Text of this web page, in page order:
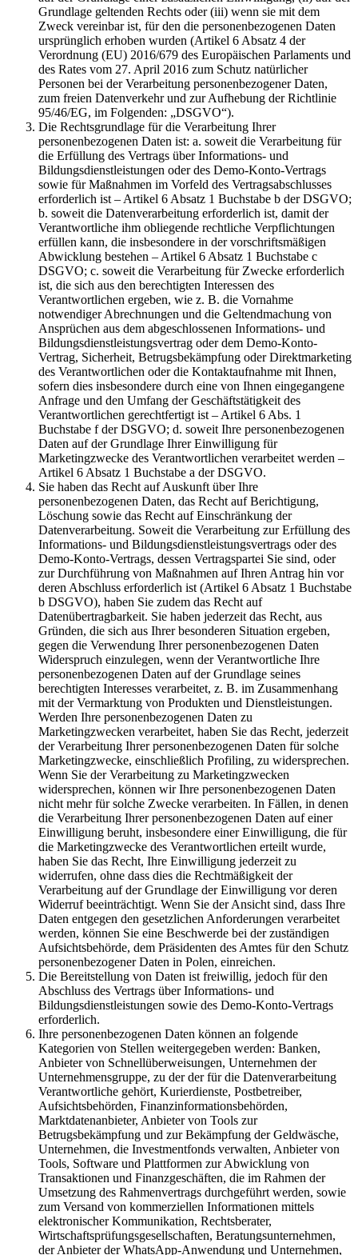
Grundlage geltenden Rechts oder (iii) wenn sie mit dem
Zweck vereinbar ist, für den die personenbezogenen Daten
ursprünglich erhoben wurden (Artikel 6 Absatz 4 der
Verordnung (EU) 2016/679 des Europäischen Parlaments und
des Rates vom 27. April 2016 zum Schutz natürlicher
Personen bei der Verarbeitung personenbezogener Daten,
zum freien Datenverkehr und zur Aufhebung der Richtlinie
95/46/EG, im Folgenden: „DSGVO“).
Die Rechtsgrundlage für die Verarbeitung Ihrer
personenbezogenen Daten ist: a. soweit die Verarbeitung für
die Erfüllung des Vertrags über Informations- und
Bildungsdienstleistungen oder des Demo-Konto-Vertrags
sowie für Maßnahmen im Vorfeld des Vertragsabschlusses
erforderlich ist – Artikel 6 Absatz 1 Buchstabe b der DSGVO;
b. soweit die Datenverarbeitung erforderlich ist, damit der
Verantwortliche ihm obliegende rechtliche Verpflichtungen
erfüllen kann, die insbesondere in der vorschriftsmäßigen
Abwicklung bestehen – Artikel 6 Absatz 1 Buchstabe c
DSGVO; c. soweit die Verarbeitung für Zwecke erforderlich
ist, die sich aus den berechtigten Interessen des
Verantwortlichen ergeben, wie z. B. die Vornahme
notwendiger Abrechnungen und die Geltendmachung von
Ansprüchen aus dem abgeschlossenen Informations- und
Bildungsdienstleistungsvertrag oder dem Demo-Konto-
Vertrag, Sicherheit, Betrugsbekämpfung oder Direktmarketing
des Verantwortlichen oder die Kontaktaufnahme mit Ihnen,
sofern dies insbesondere durch eine von Ihnen eingegangene
Anfrage und den Umfang der Geschäftstätigkeit des
Verantwortlichen gerechtfertigt ist – Artikel 6 Abs. 1
Buchstabe f der DSGVO; d. soweit Ihre personenbezogenen
Daten auf der Grundlage Ihrer Einwilligung für
Marketingzwecke des Verantwortlichen verarbeitet werden –
Artikel 6 Absatz 1 Buchstabe a der DSGVO.
Sie haben das Recht auf Auskunft über Ihre
personenbezogenen Daten, das Recht auf Berichtigung,
Löschung sowie das Recht auf Einschränkung der
Datenverarbeitung. Soweit die Verarbeitung zur Erfüllung des
Informations- und Bildungsdienstleistungsvertrags oder des
Demo-Konto-Vertrags, dessen Vertragspartei Sie sind, oder
zur Durchführung von Maßnahmen auf Ihren Antrag hin vor
deren Abschluss erforderlich ist (Artikel 6 Absatz 1 Buchstabe
b DSGVO), haben Sie zudem das Recht auf
Datenübertragbarkeit. Sie haben jederzeit das Recht, aus
Gründen, die sich aus Ihrer besonderen Situation ergeben,
gegen die Verwendung Ihrer personenbezogenen Daten
Widerspruch einzulegen, wenn der Verantwortliche Ihre
personenbezogenen Daten auf der Grundlage seines
berechtigten Interesses verarbeitet, z. B. im Zusammenhang
mit der Vermarktung von Produkten und Dienstleistungen.
Werden Ihre personenbezogenen Daten zu
Marketingzwecken verarbeitet, haben Sie das Recht, jederzeit
der Verarbeitung Ihrer personenbezogenen Daten für solche
Marketingzwecke, einschließlich Profiling, zu widersprechen.
Wenn Sie der Verarbeitung zu Marketingzwecken
widersprechen, können wir Ihre personenbezogenen Daten
nicht mehr für solche Zwecke verarbeiten. In Fällen, in denen
die Verarbeitung Ihrer personenbezogenen Daten auf einer
Einwilligung beruht, insbesondere einer Einwilligung, die für
die Marketingzwecke des Verantwortlichen erteilt wurde,
haben Sie das Recht, Ihre Einwilligung jederzeit zu
widerrufen, ohne dass dies die Rechtmäßigkeit der
Verarbeitung auf der Grundlage der Einwilligung vor deren
Widerruf beeinträchtigt. Wenn Sie der Ansicht sind, dass Ihre
Daten entgegen den gesetzlichen Anforderungen verarbeitet
werden, können Sie eine Beschwerde bei der zuständigen
Aufsichtsbehörde, dem Präsidenten des Amtes für den Schutz
personenbezogener Daten in Polen, einreichen.
Die Bereitstellung von Daten ist freiwillig, jedoch für den
Abschluss des Vertrags über Informations- und
Bildungsdienstleistungen sowie des Demo-Konto-Vertrags
erforderlich.
Ihre personenbezogenen Daten können an folgende
Kategorien von Stellen weitergegeben werden: Banken,
Anbieter von Schnellüberweisungen, Unternehmen der
Unternehmensgruppe, zu der der für die Datenverarbeitung
Verantwortliche gehört, Kurierdienste, Postbetreiber,
Aufsichtsbehörden, Finanzinformationsbehörden,
Marktdatenanbieter, Anbieter von Tools zur
Betrugsbekämpfung und zur Bekämpfung der Geldwäsche,
Unternehmen, die Investmentfonds verwalten, Anbieter von
Tools, Software und Plattformen zur Abwicklung von
Transaktionen und Finanzgeschäften, die im Rahmen der
Umsetzung des Rahmenvertrags durchgeführt werden, sowie
zum Versand von kommerziellen Informationen mittels
elektronischer Kommunikation, Rechtsberater,
Wirtschaftsprüfungsgesellschaften, Beratungsunternehmen,
der Anbieter der WhatsApp-Anwendung und Unternehmen,